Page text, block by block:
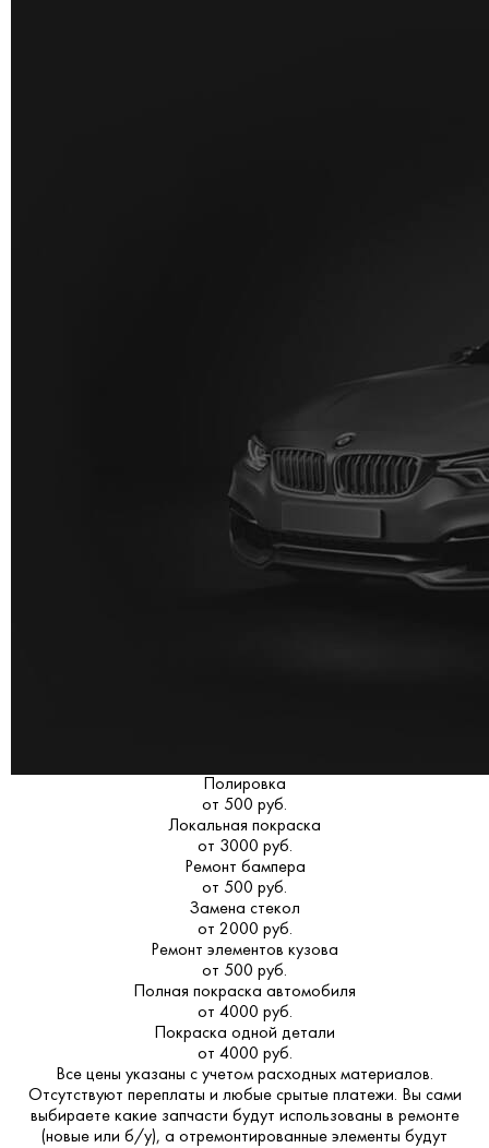
Полировка
от 500 руб.
Локальная покраска
от 3000 руб.
Ремонт бампера
от 500 руб.
Замена стекол
от 2000 руб.
Ремонт элементов кузова
от 500 руб.
Полная покраска автомобиля
от 4000 руб.
Покраска одной детали
от 4000 руб.
Все цены указаны с учетом расходных материалов.
Отсутствуют переплаты и любые срытые платежи. Вы сами
выбираете какие запчасти будут использованы в ремонте
(новые или б/у), а отремонтированные элементы будут